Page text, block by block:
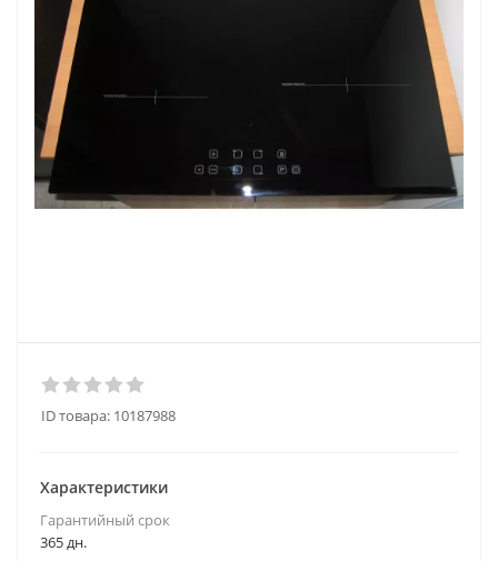
ID товара: 10187988
Характеристики
Гарантийный срок
365 дн.